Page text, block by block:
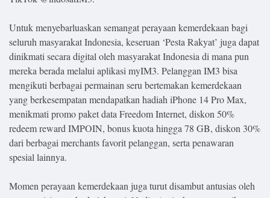
Untuk menyebarluaskan semangat perayaan kemerdekaan bagi
seluruh masyarakat Indonesia, keseruan ‘Pesta Rakyat’ juga dapat
dinikmati secara digital oleh masyarakat Indonesia di mana pun
mereka berada melalui aplikasi myIM3. Pelanggan IM3 bisa
mengikuti berbagai permainan seru bertemakan kemerdekaan
yang berkesempatan mendapatkan hadiah iPhone 14 Pro Max,
menikmati promo paket data Freedom Internet, diskon 50%
redeem reward IMPOIN, bonus kuota hingga 78 GB, diskon 30%
dari berbagai merchants favorit pelanggan, serta penawaran
spesial lainnya.
Momen perayaan kemerdekaan juga turut disambut antusias oleh